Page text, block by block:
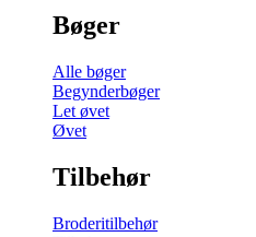
Bøger
Alle bøger
Begynderbøger
Let øvet
Øvet
Tilbehør
Broderitilbehør